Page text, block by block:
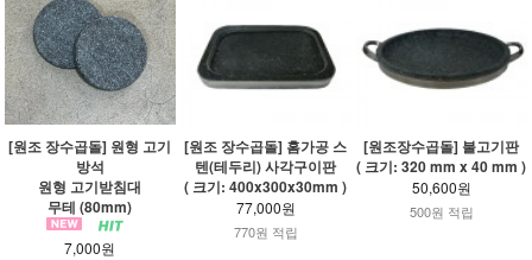
[원조 장수곱돌] 원형 고기
방석
원형 고기받침대
무테 (80mm)
7,000원
[원조 장수곱돌] 홈가공 스
텐(테두리) 사각구이판
( 크기: 400x300x30mm )
77,000원
770원 적립
[원조장수곱돌] 불고기판
( 크기: 320 mm x 40 mm )
50,600원
500원 적립